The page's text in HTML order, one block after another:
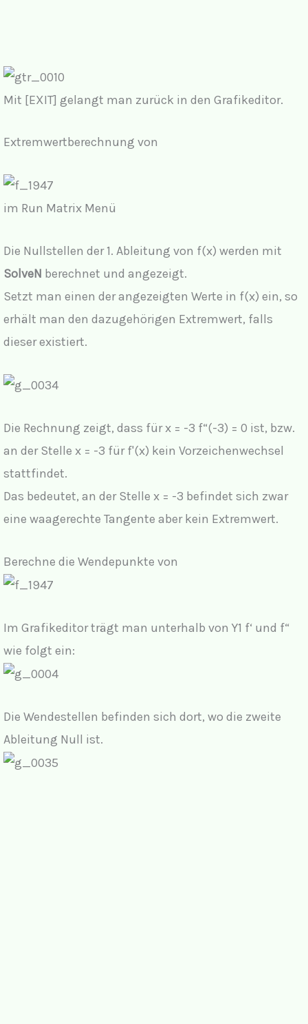
Mit [EXIT] gelangt man zurück in den Grafikeditor.
Extremwertberechnung von
im Run Matrix Menü
Die Nullstellen der 1. Ableitung von f(x) werden mit
SolveN berechnet und angezeigt.
Setzt man einen der angezeigten Werte in f(x) ein, so
erhält man den dazugehörigen Extremwert, falls
dieser existiert.
Die Rechnung zeigt, dass für x = -3 f“(-3) = 0 ist, bzw.
an der Stelle x = -3 für f'(x) kein Vorzeichenwechsel
stattfindet.
Das bedeutet, an der Stelle x = -3 befindet sich zwar
eine waagerechte Tangente aber kein Extremwert.
Berechne die Wendepunkte von
Im Grafikeditor trägt man unterhalb von Y1 f‘ und f“
wie folgt ein:
Die Wendestellen befinden sich dort, wo die zweite
Ableitung Null ist.